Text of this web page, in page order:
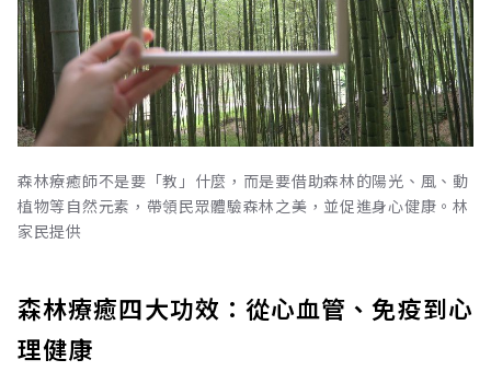
森林療癒師不是要「教」什麼，而是要借助森林的陽光、風、動
植物等自然元素，帶領民眾體驗森林之美，並促進身心健康。林
家民提供
森林療癒四大功效：從心血管、免疫到心
理健康